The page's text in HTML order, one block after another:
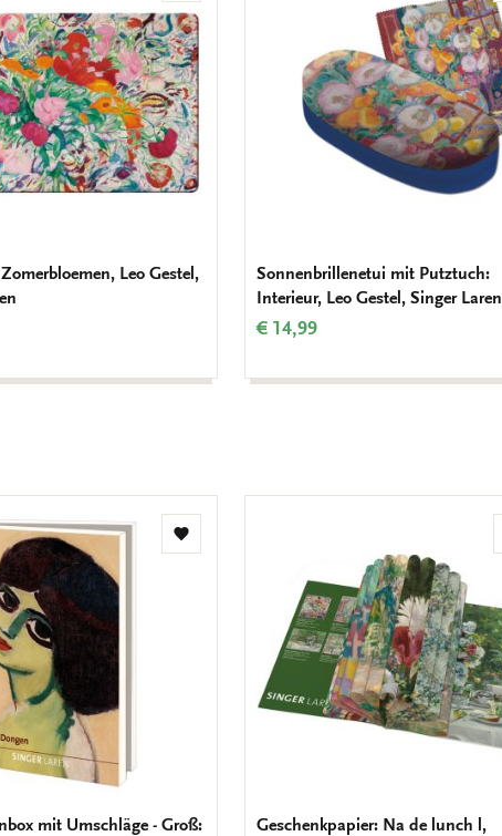
Wunschliste
hinzufügen
Leo Gestel,
Sonnenbrillenetui mit Putztuch:
Interieur, Leo Gestel, Singer Laren
€ 14,99
Zur
mit Umschläge - Groß:
Geschenkpapier: Na de lunch l,